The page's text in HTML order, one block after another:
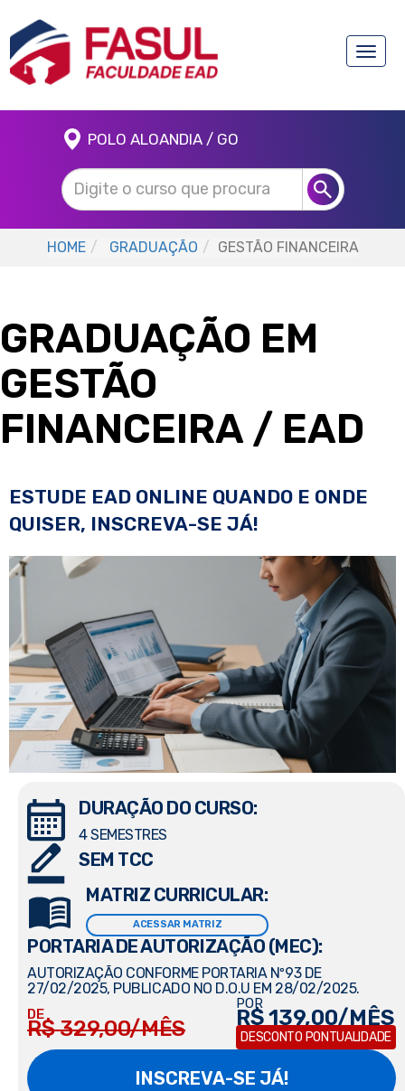
Toggle
POLO ALOANDIA / GO
HOME GRADUAÇÃO GESTÃO FINANCEIRA
GRADUAÇÃO EM
GESTÃO
FINANCEIRA / EAD
ESTUDE EAD ONLINE QUANDO E ONDE
QUISER, INSCREVA-SE JÁ!
DURAÇÃO DO CURSO:
4 SEMESTRES
SEM TCC
MATRIZ CURRICULAR:
ACESSAR MATRIZ
PORTARIA DE AUTORIZAÇÃO (MEC):
AUTORIZAÇÃO CONFORME PORTARIA Nº93 DE
27/02/2025, PUBLICADO NO D.O.U EM 28/02/2025.
DE
R$ 329,00/MÊS
POR
R$ 139,00/MÊS
DESCONTO PONTUALIDADE
INSCREVA-SE JÁ!